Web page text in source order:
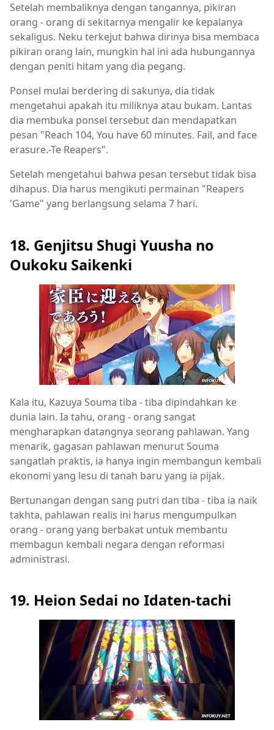
Setelah membaliknya dengan tangannya, pikiran
orang - orang di sekitarnya mengalir ke kepalanya
sekaligus. Neku terkejut bahwa dirinya bisa membaca
pikiran orang lain, mungkin hal ini ada hubungannya
dengan peniti hitam yang dia pegang.
Ponsel mulai berdering di sakunya, dia tidak
mengetahui apakah itu miliknya atau bukam. Lantas
dia membuka ponsel tersebut dan mendapatkan
pesan "Reach 104, You have 60 minutes. Fail, and face
erasure.-Te Reapers".
Setelah mengetahui bahwa pesan tersebut tidak bisa
dihapus. Dia harus mengikuti permainan "Reapers
'Game" yang berlangsung selama 7 hari.
18. Genjitsu Shugi Yuusha no
Oukoku Saikenki
Kala itu, Kazuya Souma tiba - tiba dipindahkan ke
dunia lain. Ia tahu, orang - orang sangat
mengharapkan datangnya seorang pahlawan. Yang
menarik, gagasan pahlawan menurut Souma
sangatlah praktis, ia hanya ingin membangun kembali
ekonomi yang lesu di tanah baru yang ia pijak.
Bertunangan dengan sang putri dan tiba - tiba ia naik
takhta, pahlawan realis ini harus mengumpulkan
orang - orang yang berbakat untuk membantu
membagun kembali negara dengan reformasi
administrasi.
19. Heion Sedai no Idaten-tachi